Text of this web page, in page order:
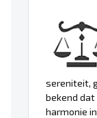
sereniteit,
bekend
harmonie